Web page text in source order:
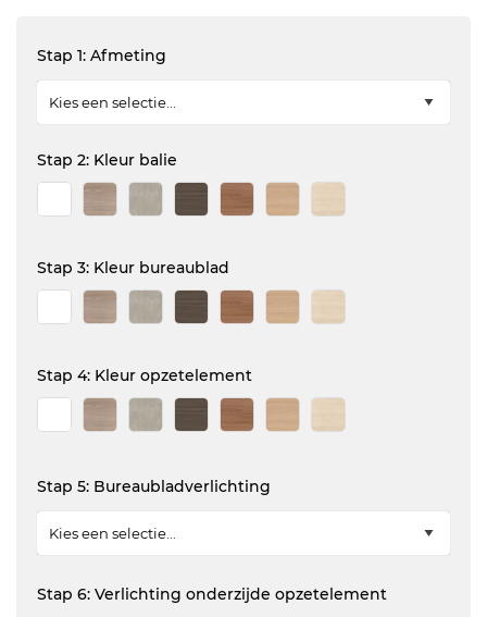
Stap 1: Afmeting
Stap 2: Kleur balie
Stap 3: Kleur bureaublad
Stap 4: Kleur opzetelement
Stap 5: Bureaubladverlichting
Stap 6: Verlichting onderzijde opzetelement